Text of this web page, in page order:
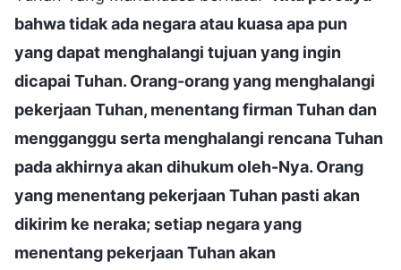
bahwa tidak ada negara atau kuasa apa pun
yang dapat menghalangi tujuan yang ingin
dicapai Tuhan. Orang-orang yang menghalangi
pekerjaan Tuhan, menentang firman Tuhan dan
mengganggu serta menghalangi rencana Tuhan
pada akhirnya akan dihukum oleh-Nya. Orang
yang menentang pekerjaan Tuhan pasti akan
dikirim ke neraka; setiap negara yang
menentang pekerjaan Tuhan akan